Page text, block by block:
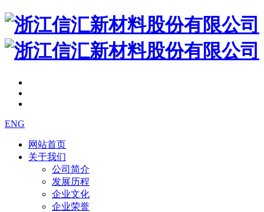
ENG
网站首页
关于我们
公司简介
发展历程
企业文化
企业荣誉